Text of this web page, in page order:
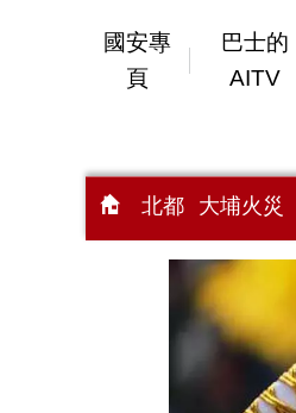
國安專
頁
巴士的
AITV
北都 大埔火災